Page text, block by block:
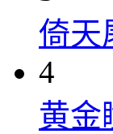
倚天
4
黄金